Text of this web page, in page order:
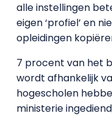
alle instellingen
eigen ‘profiel’ en
opleidingen
7 procent van het
wordt afhankelijk
hogescholen
ministerie